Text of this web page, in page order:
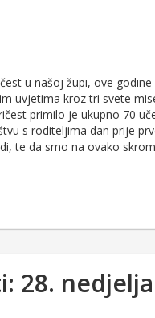
u našoj župi, ove
uvjetima kroz tri svete
primilo je ukupno 70
s roditeljima dan prije
te da smo na ovako
28.